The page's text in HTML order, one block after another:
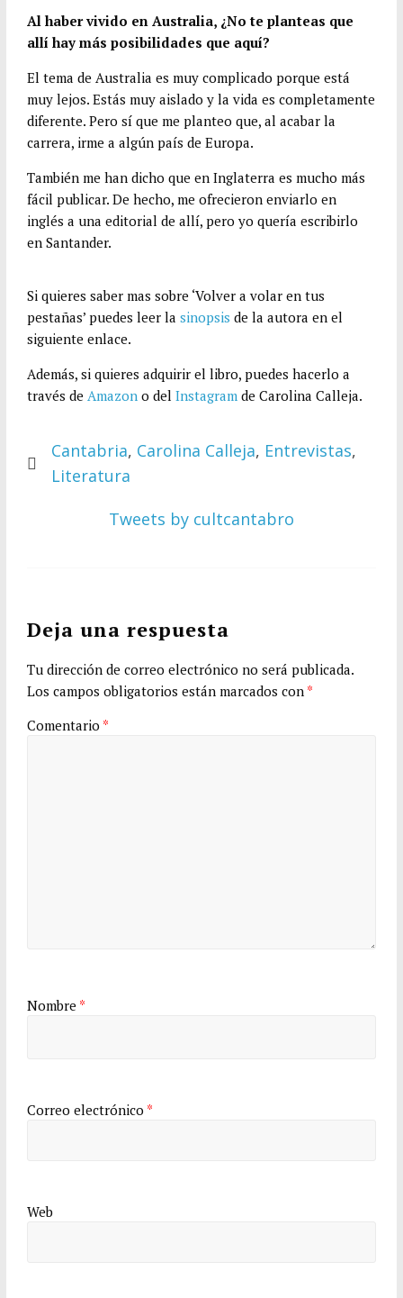
Al haber vivido en Australia, ¿No te planteas que
allí hay más posibilidades que aquí?
El tema de Australia es muy complicado porque está
muy lejos. Estás muy aislado y la vida es completamente
diferente. Pero sí que me planteo que, al acabar la
carrera, irme a algún país de Europa.
También me han dicho que en Inglaterra es mucho más
fácil publicar. De hecho, me ofrecieron enviarlo en
inglés a una editorial de allí, pero yo quería escribirlo
en Santander.
Si quieres saber mas sobre ‘Volver a volar en tus
pestañas’ puedes leer la sinopsis de la autora en el
siguiente enlace.
Además, si quieres adquirir el libro, puedes hacerlo a
través de Amazono del Instagram de Carolina Calleja.
Cantabria, Carolina Calleja, Entrevistas,
Literatura
Tweets by cultcantabro
Deja una respuesta
Tu dirección de correo electrónico no será publicada.
Los campos obligatorios están marcados con *
Comentario *
Nombre *
Correo electrónico *
Web